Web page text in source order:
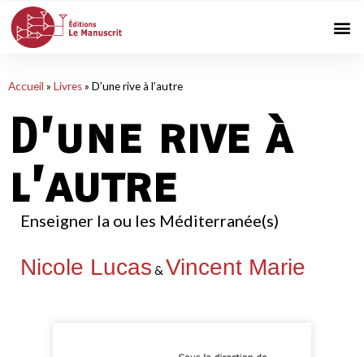
Accueil » Livres» D’une rive à l’autre
D’une rive à
l’autre
Enseigner la ou les Méditerranée(s)
Nicole Lucas & Vincent Marie